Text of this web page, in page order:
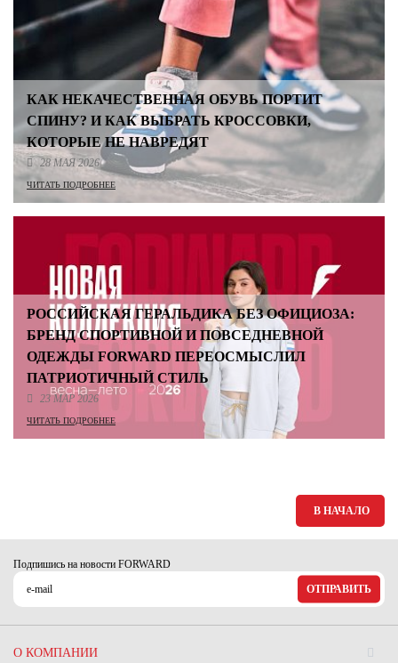
КАК НЕКАЧЕСТВЕННАЯ ОБУВЬ ПОРТИТ
СПИНУ? И КАК ВЫБРАТЬ КРОССОВКИ,
КОТОРЫЕ НЕ НАВРЕДЯТ
28 МАЯ 2026
ЧИТАТЬ ПОДРОБНЕЕ
РОССИЙСКАЯ ГЕРАЛЬДИКА БЕЗ ОФИЦИОЗА:
БРЕНД СПОРТИВНОЙ И ПОВСЕДНЕВНОЙ
ОДЕЖДЫ FORWARD ПЕРЕОСМЫСЛИЛ
ПАТРИОТИЧНЫЙ СТИЛЬ
23 МАР 2026
ЧИТАТЬ ПОДРОБНЕЕ
В НАЧАЛО
Подпишись на новости FORWARD
ОТПРАВИТЬ
О КОМПАНИИ